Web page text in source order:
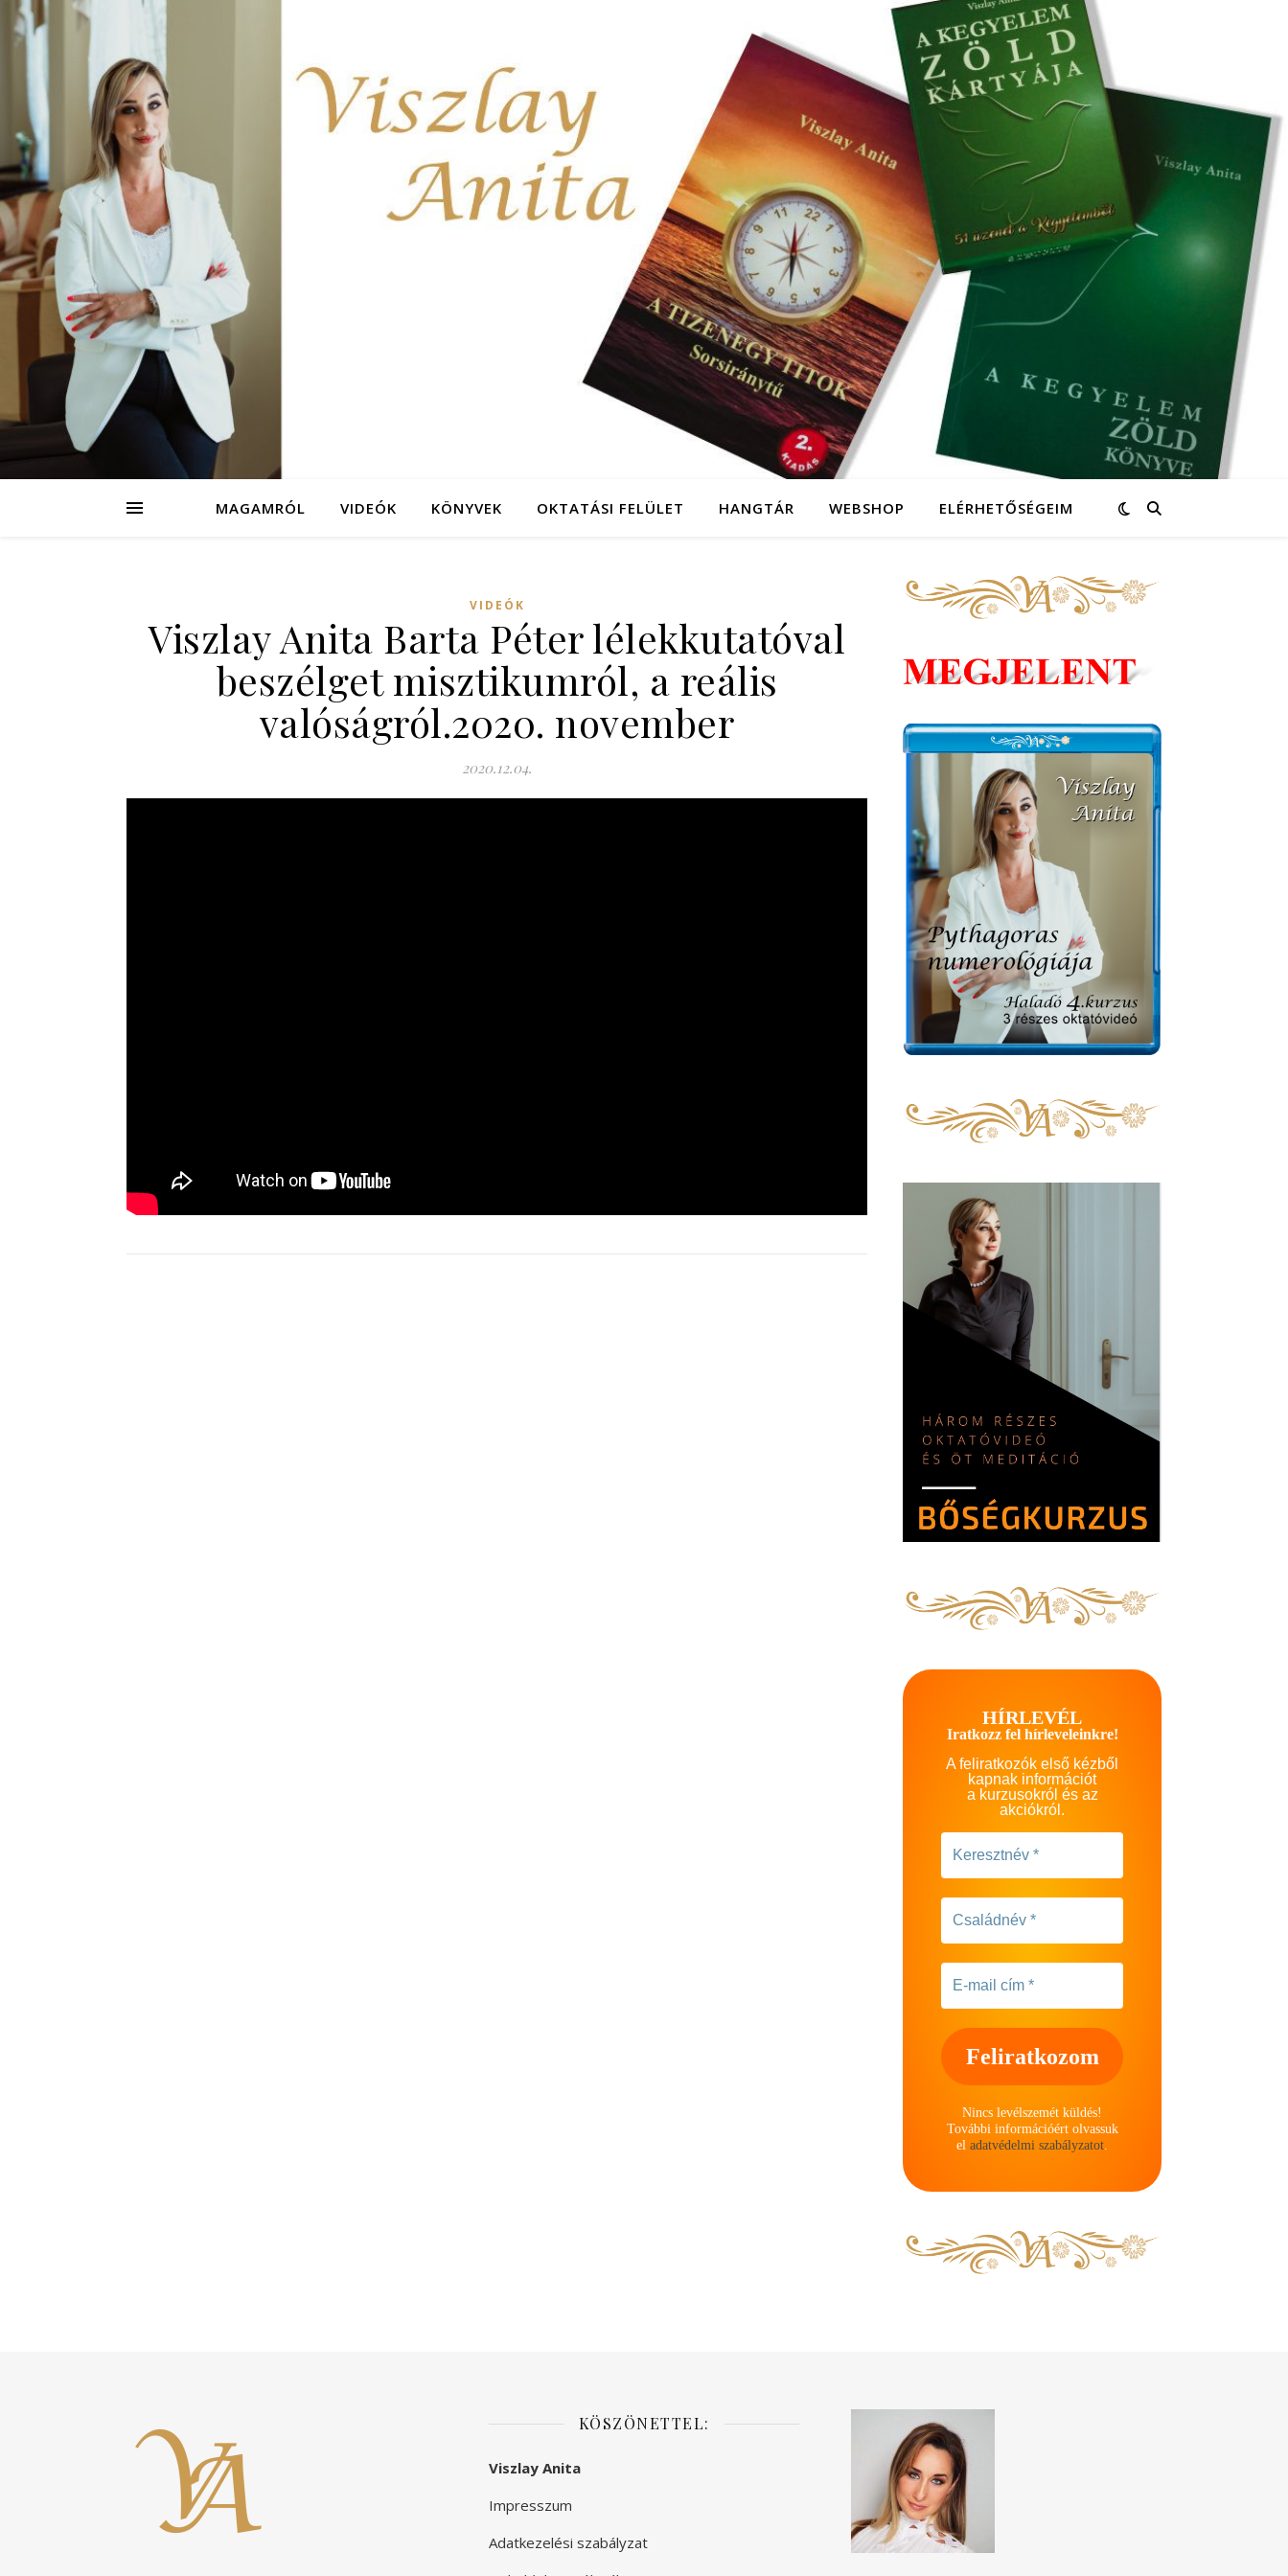
MAGAMRÓL VIDEÓK KÖNYVEK OKTATÁSI FELÜLET HANGTÁR WEBSHOP ELÉRHETŐSÉGEIM
VIDEÓK
Viszlay Anita Barta Péter lélekkutatóval
beszélget misztikumról, a reális
valóságról.2020. november
2020.12.04.
HÍRLEVÉL
Iratkozz fel hírleveleinkre!
A feliratkozók első kézből
kapnak információt
a kurzusokról és az
akciókról.
Nincs levélszemét küldés!
További információért olvassuk
el adatvédelmi szabályzatot
KÖSZÖNETTEL:
Viszlay Anita
Impresszum
Adatkezelési szabályzat